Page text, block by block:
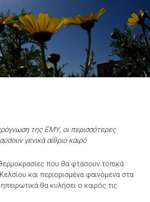
της ΕΜΥ, οι περισσότερες
γενικά αίθριο καιρό
που θα φτάσουν τοπικά
και περιορισμένα φαινόμενα στα
θα κυλήσει ο καιρός τις